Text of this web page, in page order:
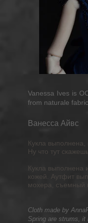
Vanessa Ives is
from naturale
Ванесса Айвс
Кукла
Ну что тут
Кукла выполнена
кожей. Аутфит
мохера, съемный
Cloth made by
Spring are strums, it